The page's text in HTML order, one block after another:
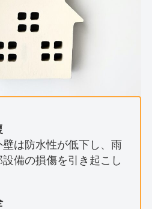
は防水性が低下し、雨
備の損傷を引き起こし